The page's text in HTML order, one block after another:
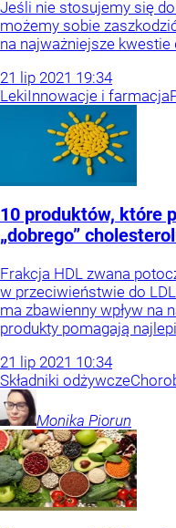
Jeśli nie stosujemy się
możemy sobie
na najważniejsze kwestie
21 lip 2021 19:34
LekiInnowacje i farmacja
10 produktów, które
„dobrego”
Frakcja HDL zwana
w przeciwieństwie do
ma zbawienny wpływ na
produkty pomagają
21 lip 2021 10:34
Składniki odżywcze
Monika Piorun